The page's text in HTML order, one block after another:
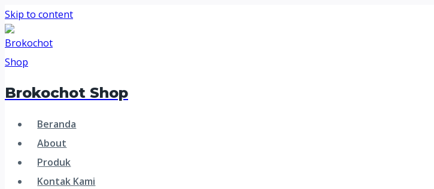
Skip to content
Brokochot Shop
Beranda
About
Produk
Kontak Kami